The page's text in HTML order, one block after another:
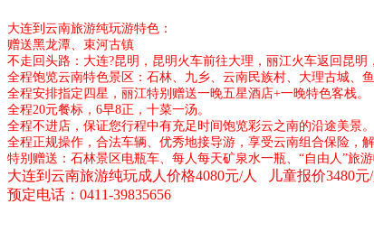
大连到云南旅游纯玩游特色：
赠送黑龙潭、束河古镇
不走回头路：大连?昆明，昆明火车前往大理，丽江火车返回昆明
全程饱览云南特色景区：石林、九乡、云南民族村、大理古城、
全程安排指定四星，丽江特别赠送一晚五星酒店+一晚特色客栈。
全程20元餐标，6早8正，十菜一汤。
全程不进店，保证您行程中有充足时间饱览彩云之南的沿途美景。
全程正规操作，合法车辆、优秀地接导游，享受云南组合保险，
特别赠送：石林景区电瓶车、每人每天矿泉水一瓶、“自由人”旅游
大连到云南旅游纯玩成人价格4080元/人 儿童报价3480
预定电话： 0411-39835656